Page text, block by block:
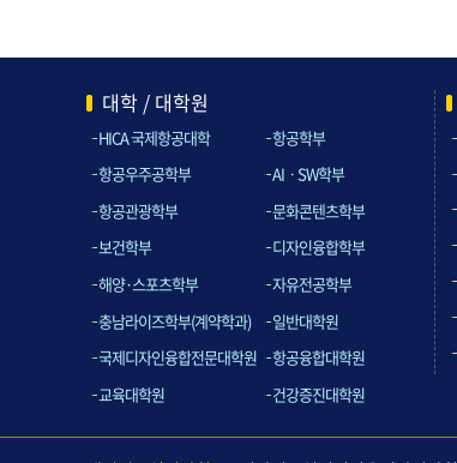
대학 / 대학원
HICA 국제항공대학
항공학부
항공우주공학부
AIㆍSW학부
항공관광학부
문화콘텐츠학부
보건학부
디자인융합학부
해양·스포츠학부
자유전공학부
충남라이즈학부(계약학과)
일반대학원
국제디자인융합전문대학원
항공융합대학원
교육대학원
건강증진대학원